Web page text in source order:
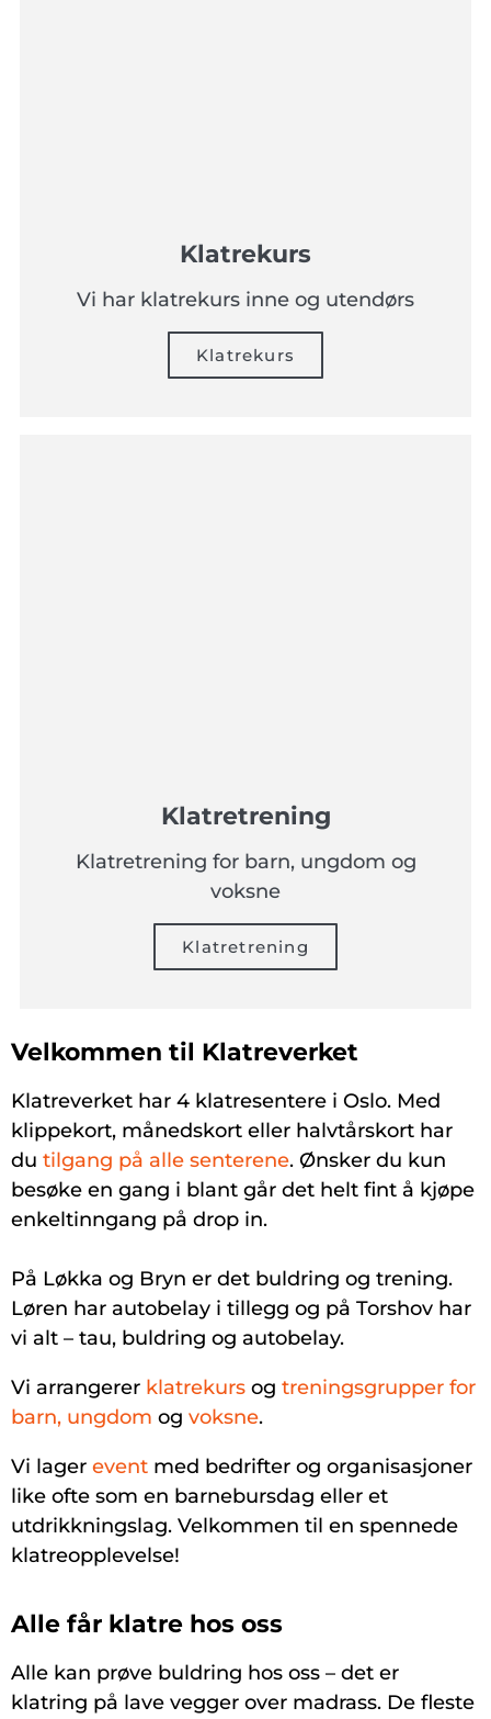
Klatrekurs
Vi har klatrekurs inne og utendørs
Klatrekurs
Klatretrening
Klatretrening for barn, ungdom og
voksne
Klatretrening
Velkommen til Klatreverket
Klatreverket har 4 klatresentere i Oslo. Med
klippekort, månedskort eller halvtårskort har
du tilgang på alle senterene. Ønsker du kun
besøke en gang i blant går det helt fint å kjøpe
enkeltinngang på drop in.
På Løkka og Bryn er det buldring og trening.
Løren har autobelay i tillegg og på Torshov har
vi alt – tau, buldring og autobelay.
Vi arrangerer klatrekurs og treningsgrupper for
barn, ungdom og voksne.
Vi lager event med bedrifter og organisasjoner
like ofte som en barnebursdag eller et
utdrikkningslag. Velkommen til en spennede
klatreopplevelse!
Alle får klatre hos oss
Alle kan prøve buldring hos oss – det er
klatring på lave vegger over madrass. De fleste